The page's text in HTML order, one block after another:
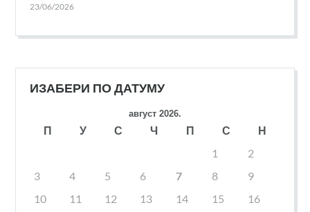
23/06/2026
ИЗАБЕРИ ПО ДАТУМУ
август 2026.
П У С Ч П С
Н
1
2
3
4 5 6 7 8
9
10
11 12 13 14 15
16